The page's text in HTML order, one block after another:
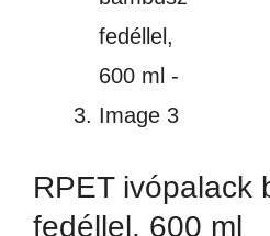
RPET ivópalack
fedéllel, 600 ml